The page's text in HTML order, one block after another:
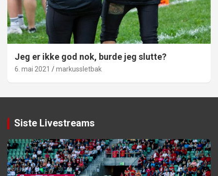
Jeg er ikke god nok, burde jeg slutte?
6. mai 2021 markussletbak
Siste Livestreams